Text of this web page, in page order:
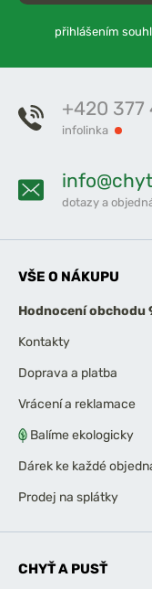
přihlášením
+420 377
infolinka
dotazy a
VŠE O NÁKUPU
Hodnocení obchodu
Kontakty
Doprava a platba
Vrácení a reklamace
Balíme ekologicky
Dárek ke každé
Prodej na splátky
CHYŤ A PUSŤ